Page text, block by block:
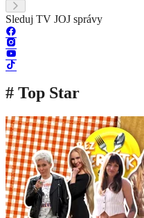
Sleduj TV JOJ správy
# Top Star